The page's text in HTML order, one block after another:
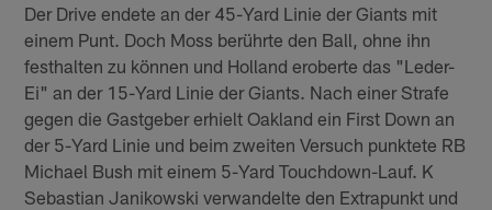
Der Drive endete an der 45-Yard Linie der Giants mit
einem Punt. Doch Moss berührte den Ball, ohne ihn
festhalten zu können und Holland eroberte das "Leder-
Ei" an der 15-Yard Linie der Giants. Nach einer Strafe
gegen die Gastgeber erhielt Oakland ein First Down an
der 5-Yard Linie und beim zweiten Versuch punktete RB
Michael Bush mit einem 5-Yard Touchdown-Lauf. K
Sebastian Janikowski verwandelte den Extrapunkt und